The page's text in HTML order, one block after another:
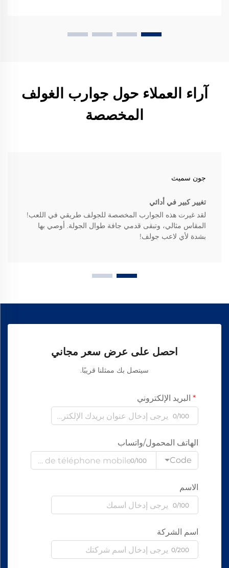
آراء العملاء حول جوارب الغولف
المخصصة
جون سميث
تغيير كبير في أدائي
لقد غيرت هذه الجوارب المخصصة للجولف طريقي في اللعب!
المقاس مثالي، وتبقى قدمي جافة طوال الجولة. أوصي بها
بشدة لأي لاعب جولف!
احصل على عرض سعر مجاني
سيتصل بك ممثلنا قريبًا.
البريد الإلكتروني
0/100
الهاتف المحمول/واتساب
Code
0/100
الاسم
0/100
اسم الشركة
0/200